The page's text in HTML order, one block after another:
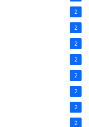
2
2
2
2
2
2
2
2